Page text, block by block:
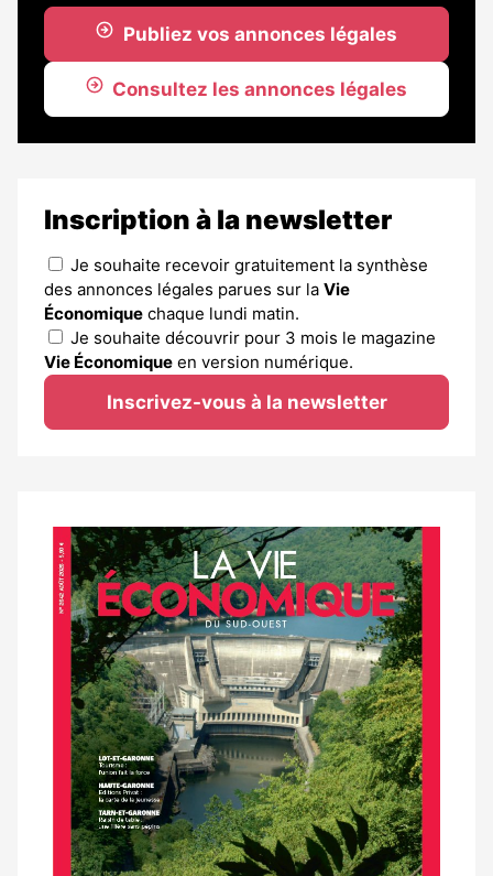
Publiez vos annonces légales
Consultez les annonces légales
Inscription à la newsletter
Je souhaite recevoir gratuitement la synthèse
des annonces légales parues sur la Vie
Économique chaque lundi matin.
Je souhaite découvrir pour 3 mois le magazine
Vie Économique en version numérique.
Inscrivez-vous à la newsletter
Notre
dernier
magazine